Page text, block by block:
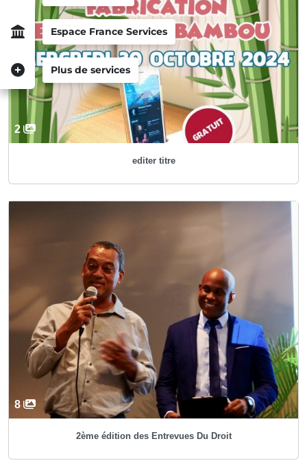
Espace France Services
Plus de services
2
editer titre
8
2ème édition des Entrevues Du Droit